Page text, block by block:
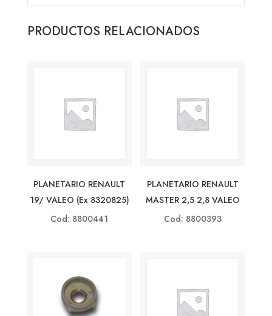
PRODUCTOS RELACIONADOS
PLANETARIO RENAULT
19/ VALEO (ex 8320825)
Cod: 8800441
PLANETARIO RENAULT
MASTER 2,5 2,8 VALEO
Cod: 8800393